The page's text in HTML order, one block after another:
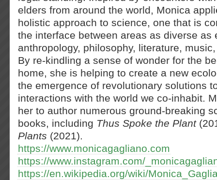
elders from around the world, Monica
holistic approach to science, one that is
the interface between areas as diverse as
anthropology, philosophy, literature,
By re-kindling a sense of wonder for the
home, she is helping to create a new
the emergence of revolutionary solutions
interactions with the world we co-inhabit.
her to author numerous ground-breaking
books, including Thus Spoke the Plant
Plants (2021).
https://www.monicagagliano.com
https://www.instagram.com/
https://en.wikipedia.org/wiki/